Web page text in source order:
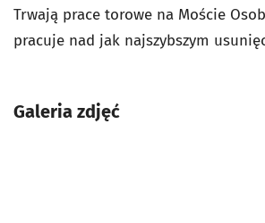
Trwają prace torowe na Moście
pracuje nad jak najszybszym
Galeria zdjęć